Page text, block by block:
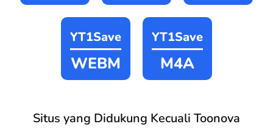
YT1Save
WEBM
YT1Save
M4A
Situs yang Didukung Kecuali Toonova